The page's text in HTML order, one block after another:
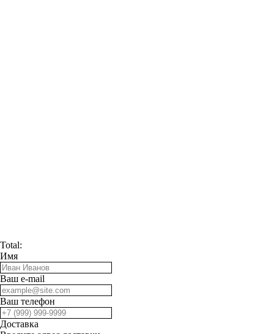
Total:
Имя
Ваш e-mail
Ваш телефон
Доставка